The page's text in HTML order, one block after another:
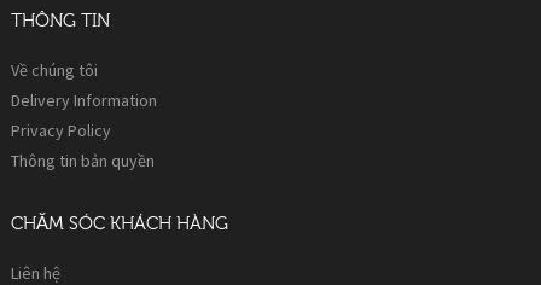
THÔNG TIN
Về chúng tôi
Delivery Information
Privacy Policy
Thông tin bản quyền
CHĂM SÓC KHÁCH HÀNG
Liên hệ